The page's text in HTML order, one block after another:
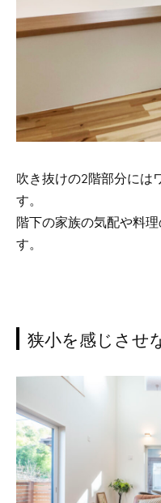
吹き抜けの2階部分には
す。
階下の家族の気配や料
す。
狭小を感じさせ